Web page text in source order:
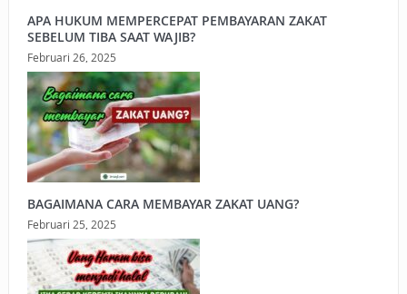
APA HUKUM MEMPERCEPAT PEMBAYARAN ZAKAT
SEBELUM TIBA SAAT WAJIB?
Februari 26, 2025
BAGAIMANA CARA MEMBAYAR ZAKAT UANG?
Februari 25, 2025